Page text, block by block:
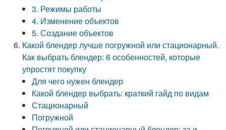
3. Режимы работы
4. Изменение объектов
5. Создание объектов
Какой блендер лучше погружной или стационарный.
Как выбрать блендер: 6 особенностей, которые
упростят покупку
Для чего нужен блендер
Какой блендер выбрать: краткий гайд по видам
Стационарный
Погружной